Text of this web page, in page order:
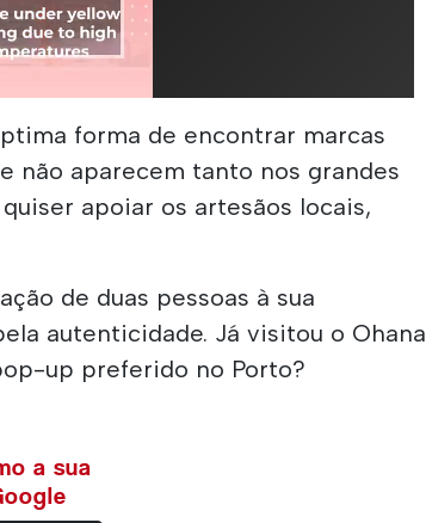
forma de encontrar marcas
não aparecem tanto nos grandes
apoiar os artesãos locais,
de duas pessoas à sua
autenticidade. Já visitou o Ohana
up preferido no Porto?
a sua